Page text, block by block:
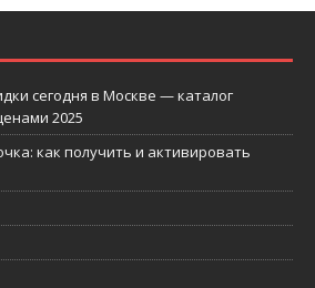
сегодня в Москве — каталог
2025
как получить и активировать